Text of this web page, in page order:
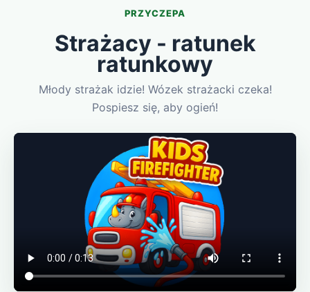
PRZYCZEPA
Strażacy - ratunek
ratunkowy
Młody strażak idzie! Wózek strażacki czeka!
Pospiesz się, aby ogień!